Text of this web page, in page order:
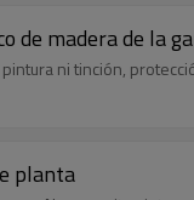
de madera de la
ni tinción,
planta